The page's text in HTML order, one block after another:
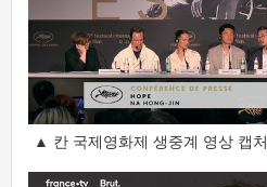
▲ 칸 국제영화제 생중계 영상 캡처